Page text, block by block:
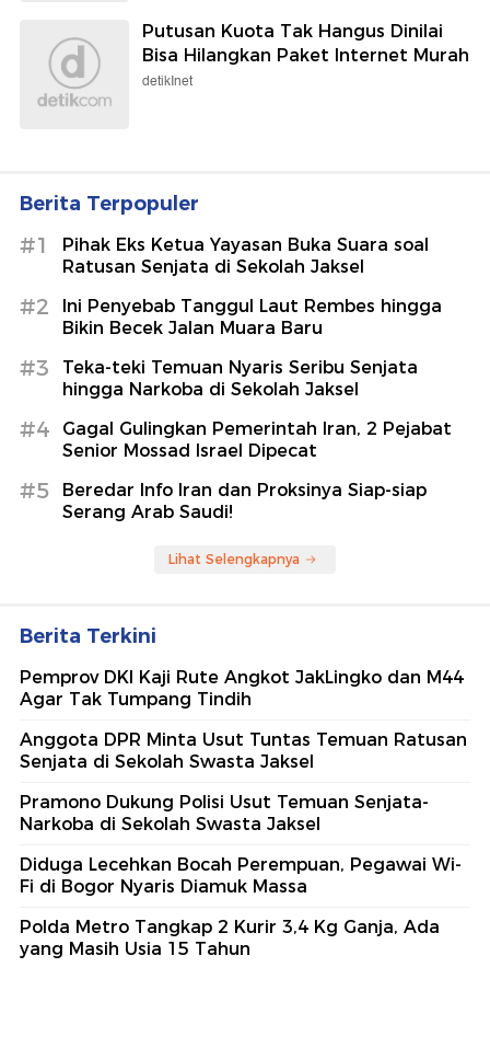
Putusan Kuota Tak Hangus Dinilai
Bisa Hilangkan Paket Internet Murah
detikInet
Berita Terpopuler
#1
Pihak Eks Ketua Yayasan Buka Suara soal
Ratusan Senjata di Sekolah Jaksel
#2
Ini Penyebab Tanggul Laut Rembes hingga
Bikin Becek Jalan Muara Baru
#3
Teka-teki Temuan Nyaris Seribu Senjata
hingga Narkoba di Sekolah Jaksel
#4
Gagal Gulingkan Pemerintah Iran, 2 Pejabat
Senior Mossad Israel Dipecat
#5
Beredar Info Iran dan Proksinya Siap-siap
Serang Arab Saudi!
Lihat Selengkapnya
Berita Terkini
Pemprov DKI Kaji Rute Angkot JakLingko dan M44
Agar Tak Tumpang Tindih
Anggota DPR Minta Usut Tuntas Temuan Ratusan
Senjata di Sekolah Swasta Jaksel
Pramono Dukung Polisi Usut Temuan Senjata-
Narkoba di Sekolah Swasta Jaksel
Diduga Lecehkan Bocah Perempuan, Pegawai Wi-
Fi di Bogor Nyaris Diamuk Massa
Polda Metro Tangkap 2 Kurir 3,4 Kg Ganja, Ada
yang Masih Usia 15 Tahun